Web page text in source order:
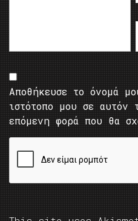
Αποθήκευσε το όνομά
ιστότοπο μου σε αυτόν
επόμενη φορά που θα